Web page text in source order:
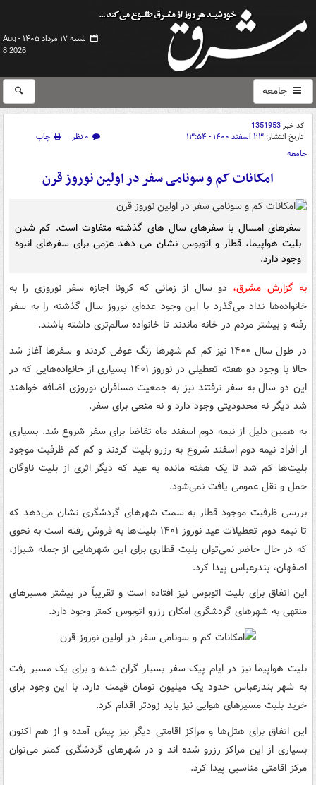
شنبه ۱۷ مرداد ۱۴۰۵ -
Aug
8 2026
جامعه
کد خبر1351953
تاریخ انتشار: ۲۳ اسفند ۱۴۰۰ - ۱۳:۵۴ ۰ نظر
چاپ
جامعه
امکانات کم و سونامی سفر در اولین نوروز قرن
سفرهای امسال با سفرهای سال های گذشته متفاوت است. کم شدن
بلیت هواپیما، قطار و اتوبوس نشان می دهد عزمی برای سفرهای انبوه
وجود دارد.
به گزارش مشرق، دو سال از زمانی که کرونا اجازه سفر نوروزی را به
خانواده‌ها نداد می‌گذرد با این وجود عده‌ای نوروز سال گذشته را به سفر
رفته و بیشتر مردم در خانه ماندند تا خانواده سالم‌تری داشته باشند.
در طول سال ۱۴۰۰ نیز کم کم شهرها رنگ عوض کردند و سفرها آغاز شد
حالا با وجود دو هفته تعطیلی در نوروز ۱۴۰۱ بسیاری از خانواده‌هایی که در
این دو سال به سفر نرفتند نیز به جمعیت مسافران نوروزی اضافه خواهند
شد دیگر نه محدودیتی وجود دارد و نه منعی برای سفر.
به همین دلیل از نیمه دوم اسفند ماه تقاضا برای سفر شروع شد. بسیاری
از افراد نیمه دوم اسفند شروع به رزرو بلیت کردند و کم کم ظرفیت موجود
بلیت‌ها کم شد تا یک هفته مانده به عید که دیگر اثری از بلیت ناوگان
حمل و نقل عمومی یافت نمی‌شود.
بررسی ظرفیت موجود قطار به سمت شهرهای گردشگری نشان می‌دهد که
تا نیمه دوم تعطیلات عید نوروز ۱۴۰۱ بلیت‌ها به فروش رفته است به نحوی
که در حال حاضر نمی‌توان بلیت قطاری برای این شهرهایی از جمله شیراز،
اصفهان، بندرعباس پیدا کرد.
این اتفاق برای بلیت اتوبوس نیز افتاده است و تقریباً در بیشتر مسیرهای
منتهی به شهرهای گردشگری امکان رزرو اتوبوس کمتر وجود دارد.
بلیت هواپیما نیز در ایام پیک سفر بسیار گران شده و برای یک مسیر رفت
به شهر بندرعباس حدود یک میلیون تومان قیمت دارد. با این وجود برای
خرید بلیت مسیرهای هوایی نیز باید زودتر اقدام کرد.
این اتفاق برای هتل‌ها و مراکز اقامتی دیگر نیز پیش آمده و از هم اکنون
بسیاری از این مراکز رزرو شده اند و در شهرهای گردشگری کمتر می‌توان
مرکز اقامتی مناسبی پیدا کرد.